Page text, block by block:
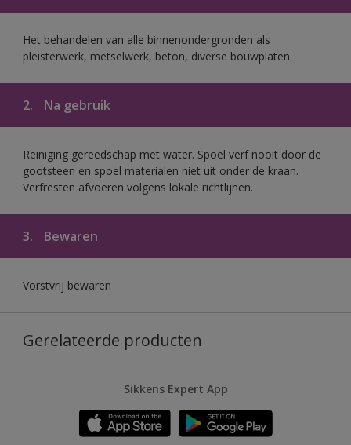
Het behandelen van alle binnenondergronden als
pleisterwerk, metselwerk, beton, diverse bouwplaten.
2. Na gebruik
Reiniging gereedschap met water. Spoel verf nooit door de
gootsteen en spoel materialen niet uit onder de kraan.
Verfresten afvoeren volgens lokale richtlijnen.
3. Bewaren
Vorstvrij bewaren
Gerelateerde producten
Sikkens Expert App